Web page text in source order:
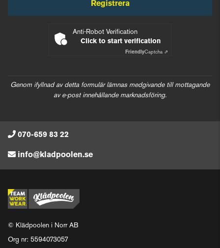
Registrera
Anti-Robot Verification
Click to start verification
FriendlyCaptcha ⇗
Genom ifyllnad av detta formulär lämnas medgivande till mottagande
av e-post innehållande marknadsföring.
070-659 83 22
info@kladpoolen.se
© Klädpoolen i Norr AB
Org nr: 5594073057